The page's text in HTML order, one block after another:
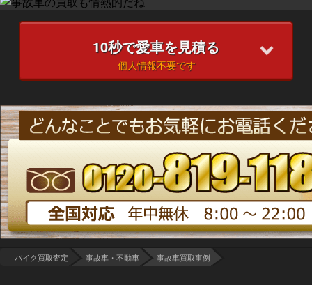
10秒で愛車を見積る
個人情報不要です
バイク買取査定 事故車・不動車 事故車買取事例